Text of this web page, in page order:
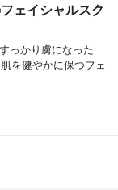
ェイシャルスク
っかり虜になった
を健やかに保つフェ